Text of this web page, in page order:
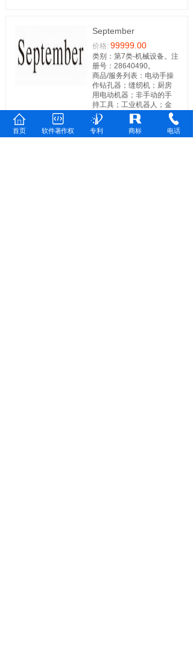
September
价格: 99999.00
类别：第7类-机械设备。注
册号：28640490。
商品/服务列表：电动手操
作钻孔器；缝纫机；厨房
用电动机器；非手动的手
持工具；工业机器人；金
属加工机械；非手动磨咖
啡机；食品加工机(电动)；
制食品用电动机械；3D打
首页 软件著作权 专利 商标 电话